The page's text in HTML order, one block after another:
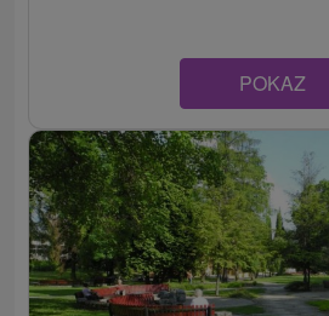
POKAZ